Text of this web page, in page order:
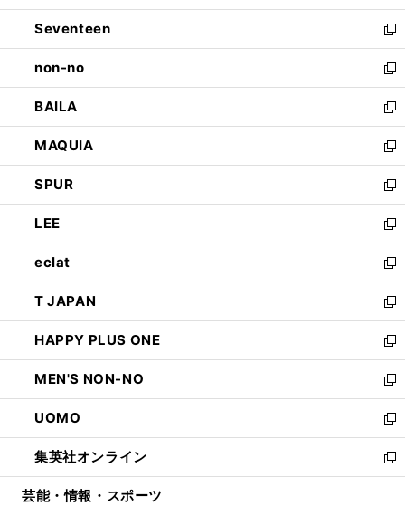
開
く
ウ
で
開
く
ン
ド
ウ
で
開
く
Seventeen
新
し
い
ウ
ィ
ン
ド
ウ
で
開
く
non-no
新
し
い
ウ
ィ
ン
ド
ウ
で
開
く
BAILA
新
し
い
ウ
ィ
ン
ド
ウ
で
開
く
MAQUIA
新
し
い
ウ
ィ
ン
ド
ウ
で
開
く
SPUR
新
し
い
ウ
ィ
ン
ド
ウ
で
開
く
LEE
新
し
い
ウ
ィ
ン
ド
ウ
で
開
く
eclat
新
し
い
ウ
ィ
ン
ド
ウ
で
開
く
T JAPAN
新
し
い
ウ
ィ
ン
ド
ウ
で
開
HAPPY PLUS ONE
新
し
い
ウ
ィ
ン
ド
ウ
MEN'S NON-NO
新
し
い
ウ
ィ
ン
UOMO
新
し
い
ウ
集英社オンライン
新
し
芸能・情報・スポーツ